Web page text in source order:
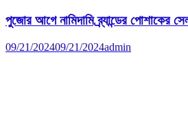
পুজোর আগে নামিদামি ব্র্যান্ডের পোশাকের
09/21/202409/21/2024admin